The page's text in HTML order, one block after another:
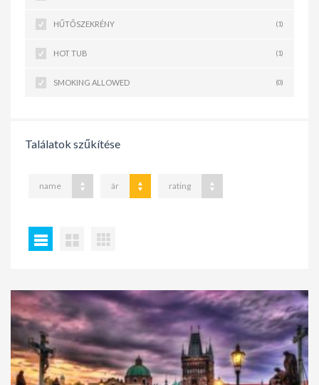
HŰTŐSZEKRÉNY (1)
HOT TUB (1)
SMOKING ALLOWED (0)
Találatok szűkítése
name ár rating